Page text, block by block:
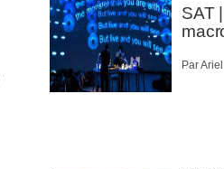
SAT
Par